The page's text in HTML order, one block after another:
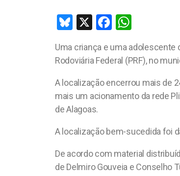
Bl
es
ky
X
F
ce
b
o
o
at
s
A
p
Uma criança e uma adolescente
Rodoviária Federal (PRF), no
A localização encerrou mais de
mais um acionamento da rede
de Alagoas.
A localização bem-sucedida foi
De acordo com material
de Delmiro Gouveia e Conselho